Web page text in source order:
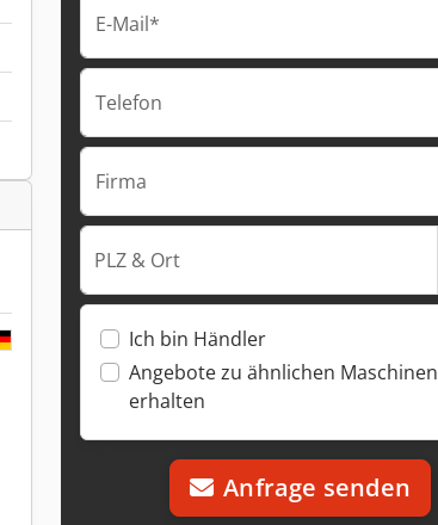
E-Mail*
Telefon
Firma
PLZ & Ort
Ich bin Händler
Angebote zu ähnlichen Maschinen
erhalten
Anfrage senden